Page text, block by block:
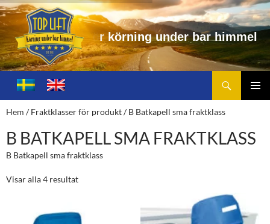
örning under bar himme
Toplift.se – för körning under bar himmel
HOPPA
TILL
INNEHÅLL
Hem / Fraktklasser för produkt / B Batkapell sma fraktklass
B BATKAPELL SMA FRAKTKLASS
B Batkapell sma fraktklass
Visar alla 4 resultat